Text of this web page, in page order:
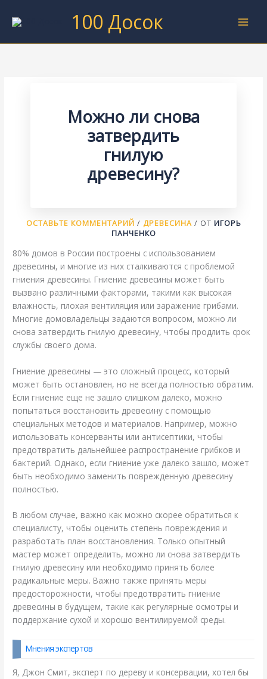
100 Досок
Можно ли снова
затвердить
гнилую
древесину?
ОСТАВЬТЕ КОММЕНТАРИЙ / ДРЕВЕСИНА/ ОТ ИГОРЬ
ПАНЧЕНКО
80% домов в России построены с использованием
древесины, и многие из них сталкиваются с проблемой
гниения древесины. Гниение древесины может быть
вызвано различными факторами, такими как высокая
влажность, плохая вентиляция или заражение грибами.
Многие домовладельцы задаются вопросом, можно ли
снова затвердить гнилую древесину, чтобы продлить срок
службы своего дома.
Гниение древесины — это сложный процесс, который
может быть остановлен, но не всегда полностью обратим.
Если гниение еще не зашло слишком далеко, можно
попытаться восстановить древесину с помощью
специальных методов и материалов. Например, можно
использовать консерванты или антисептики, чтобы
предотвратить дальнейшее распространение грибков и
бактерий. Однако, если гниение уже далеко зашло, может
быть необходимо заменить поврежденную древесину
полностью.
В любом случае, важно как можно скорее обратиться к
специалисту, чтобы оценить степень повреждения и
разработать план восстановления. Только опытный
мастер может определить, можно ли снова затвердить
гнилую древесину или необходимо принять более
радикальные меры. Важно также принять меры
предосторожности, чтобы предотвратить гниение
древесины в будущем, такие как регулярные осмотры и
поддержание сухой и хорошо вентилируемой среды.
Мнения экспертов
Я, Джон Смит, эксперт по дереву и консервации, хотел бы